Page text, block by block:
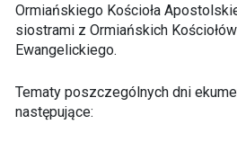
Ormiańskiego Kościoła
siostrami z Ormiańskich
Ewangelickiego.
Tematy poszczególnych dni
następujące: